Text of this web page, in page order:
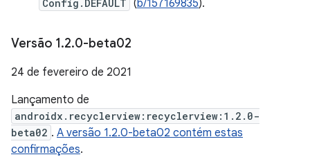
Config.DEFAULT (b/157169835).
Versão 1.2.0-beta02
24 de fevereiro de 2021
Lançamento de
androidx.recyclerview:recyclerview:1.2.0-
beta02 . A versão 1.2.0-beta02 contém estas
confirmações.